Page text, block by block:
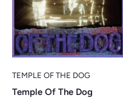
TEMPLE OF THE DOG
Temple Of The Dog